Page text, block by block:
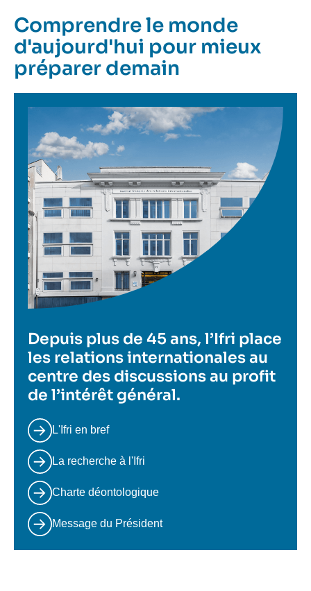
Comprendre le monde
d'aujourd'hui pour mieux
préparer demain
Image
Depuis plus de 45 ans, l’Ifri place
les relations internationales au
centre des discussions au profit
de l’intérêt général.
L'Ifri en bref
La recherche à l'Ifri
Charte déontologique
Message du Président